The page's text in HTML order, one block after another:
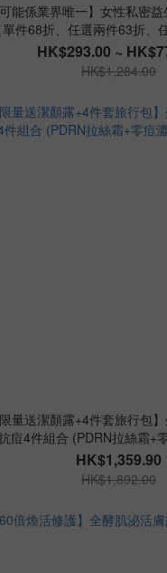
可能係業界唯一】女性私密
單件68折、任選兩件63折、
HK$293.00 ~
HK$1,284.00
限量送潔顏露+4件套旅行包
痘4件組合 (PDRN拉絲霜+
＋嫩皮水)
HK$1,359.90
HK$1,892.00